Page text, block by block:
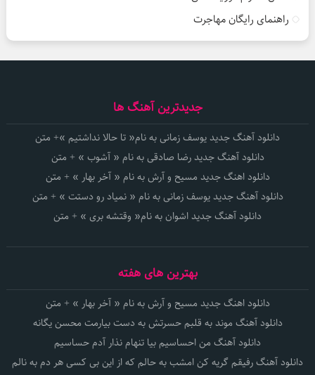
راهنمای رایگان مهاجرت
جدیدترین آهنگ ها
دانلود آهنگ جدید یوسف زمانی به نام« تا حالا نداشتیم »+ متن
دانلود آهنگ جدید رضا صادقی به نام « آشوب » + متن
دانلود اهنگ جدید مسیح و آرش به نام « آخر بهار » + متن
دانلود آهنگ جدید یوسف زمانی به نام « نمیاد رو دستت » + متن
دانلود آهنگ جدید اشوان به نام« وقتشه بری » + متن
بهترین های هفته
دانلود اهنگ جدید مسیح و آرش به نام « آخر بهار » + متن
دانلود آهنگ موند به قلبم حسرتش به دست بیارمت محسن یگانه
دانلود آهنگ من احساسیم بیا تنهام نذار آدم حساسیم
دانلود آهنگ رفیقم گریه کن امشب به حالم که از این بی کسی هر دم به نالم